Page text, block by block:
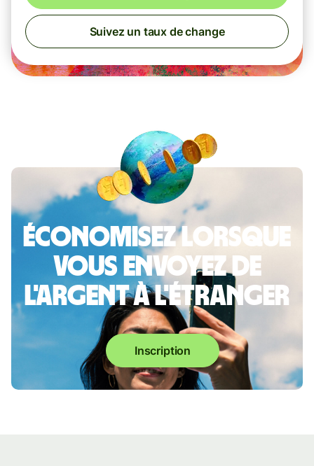
Suivez un taux de change
Économisez lorsque
vous envoyez de
l'argent à l'étranger
Inscription